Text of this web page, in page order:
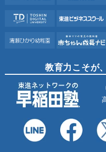
教育力こそが